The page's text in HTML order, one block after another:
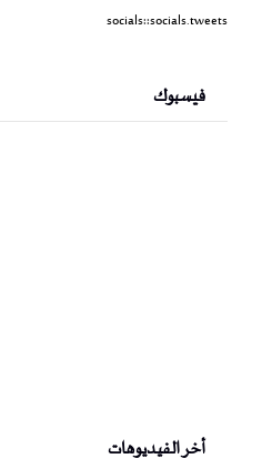
socials::socials.tweets
فيسبوك
أخر الفيديوهات